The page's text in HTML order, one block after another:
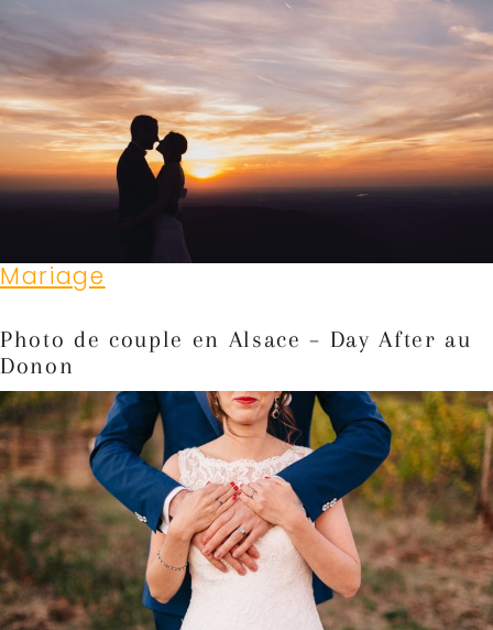
Mariage
Photo de couple en Alsace – Day After au
Donon